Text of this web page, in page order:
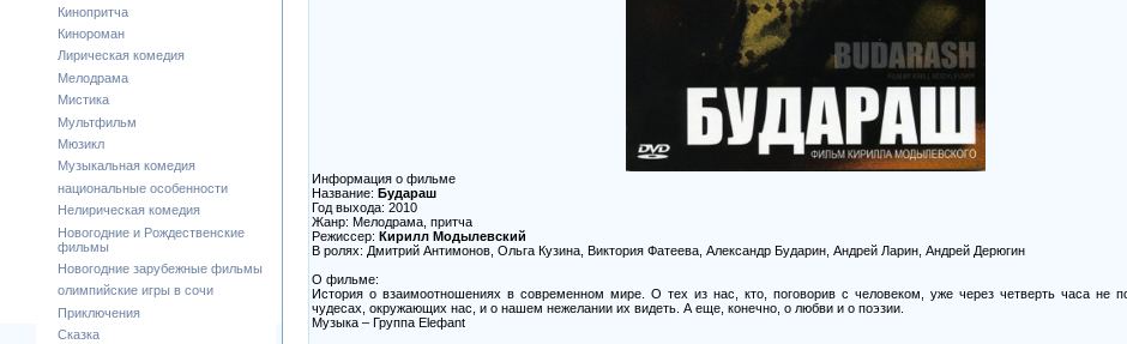
Кинопритча
Кинороман
Лирическая комедия
Мелодрама
Мистика
Мультфильм
Мюзикл
Музыкальная комедия
национальные особенности
Нелирическая комедия
Новогодние и Рождественские
фильмы
Новогодние зарубежные фильмы
олимпийские игры в сочи
Приключения
Сказка
Информация о фильме
Название: Будараш
Год выхода: 2010
Жанр: Мелодрама, притча
Режиссер: Кирилл Модылевский
В ролях: Дмитрий Антимонов, Ольга Кузина, Виктория Фатеева, Александр Бударин, Андрей Ларин, Андрей Дерюгин
О фильме:
История о взаимоотношениях в современном мире. О тех из нас, кто, поговорив с человеком, уже через четверть часа не
чудесах, окружающих нас, и о нашем нежелании их видеть. А еще, конечно, о любви и о поэзии.
Музыка – Группа Eleфant